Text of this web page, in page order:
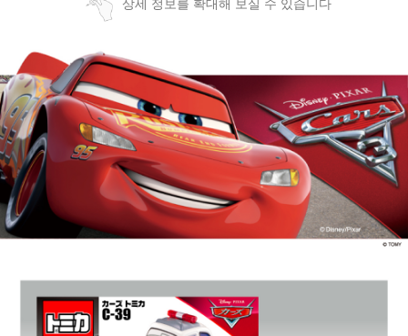
상세 정보를 확대해 보실 수 있습니다